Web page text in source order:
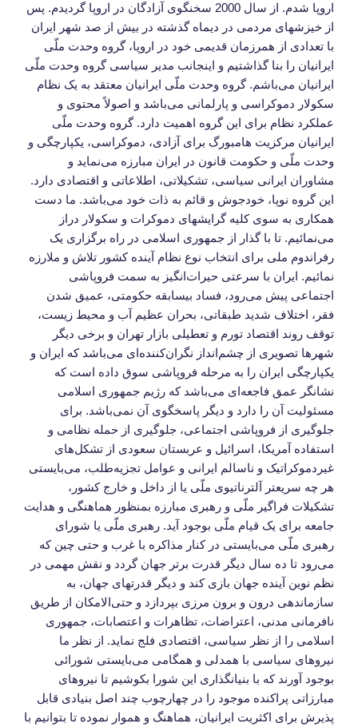
اروپا شدم. از سال 2000 سخنگوی آزادگان در اروپا گردیدم. پس
از خیزشهای مردمی در دیماه گذشته در بیش از صد شهر ایران
با تعدادی از همرزمان قدیمی خود در اروپا، گروه وحدت ملّی
ایرانیان را بنا گذاشتیم و اینجانب مدیر سیاسی گروه وحدت ملّی
ایرانیان می‌باشم. گروه وحدت ملّی ایرانیان معتقد به یک نظام
سکولار دموکراسی و پارلمانی می‌باشد و اصولاً محتوی و
عملکرد نظام برای این گروه اهمیت دارد. گروه وحدت ملّی
ایرانیان مرکزیت هامبورگ برای آزادی، دموکراسی، یکپارچگی و
وحدت ملّی و حکومت قانون در ایران مبارزه می‌نماید و
مشاوران ایرانی سیاسی، تشکیلاتی، اطلاعاتی و اقتصادی دارد.
این گروه نوپا، خودجوش و قائم به ذات خود می‌باشد. ما دست
همکاری به سوی کلیه گرایشهای دموکرات و سکولار دراز
می‌نمائیم. تا با گذار از جمهوری اسلامی در راه برگزاری یک
رفراندوم ملی برای انتخاب نوع نظام آینده کشور تلاش و ملارزه
نمائیم. ایران با سرعتی حیرا‌ت‌انگیز به سمت فروپاشی
اجتماعی پیش می‌رود، فساد بیسابقه حکومتی، عمیق شدن
فقر، اختلاف شدید طبقاتی، بحران عظیم آب و محیط زیست،
توقف روند اقتصاد تورم و تعطیلی بازار تهران و برخی دیگر
شهرها تصویری از چشم‌انداز نگران‌کننده‌ای می‌باشد که ایران و
یکپارچگی ایران را به مرحله فروپاشی سوق داده است که
نشانگر عمق فاجعه‌ای می‌باشد که رژیم جمهوری اسلامی
مسئولیت آن را دارد و دیگر پاسخگوی آن نمی‌باشد. برای
جلوگیری از فروپاشی اجتماعی، جلوگیری از حمله نظامی و
استفاده آمریکا، اسرائیل و عربستان سعودی از تشکل‌های
غیردموکراتیک و ناسالم ایرانی و عوامل تجزیه‌طلب، می‌بایستی
هر چه سریعتر آلترناتیوی ملّی یا از داخل و خارج کشور،
تشکیلات فراگیر ملّی و رهبری مبارزه بمنظور هماهنگی و هدایت
جامعه برای یک قیام ملّی بوجود آید. رهبری ملّی یا شورای
رهبری ملّی می‌بایستی در کنار مذاکره با غرب و حتی چین که
می‌رود تا ده سال دیگر قدرت برتر جهان گردد و نقش مهمی در
نظم نوین آینده جهان بازی کند و دیگر قدرتهای جهان، به
سازماندهی درون و برون مرزی بپردازد و حتی‌الامکان از طریق
نافرمانی مدنی، اعتراضات، تظاهرات و اعتصابات، جمهوری
اسلامی را از نظر سیاسی، اقتصادی فلج نماید. از نظر ما
نیروهای سیاسی با همدلی و همگامی می‌بایستی شورائی
بوجود آورند که با بنیانگذاری این شورا بکوشیم تا نیروهای
مبارزاتی پراکنده موجود را در چهارچوب چند اصل بنیادی قابل
پذیرش برای اکثریت ایرانیان، هماهنگ و هموار نموده تا بتوانیم با